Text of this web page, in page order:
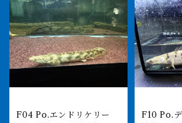
F04 Po.エンドリケリー
F10 Po.デルヘッジ 27㎝